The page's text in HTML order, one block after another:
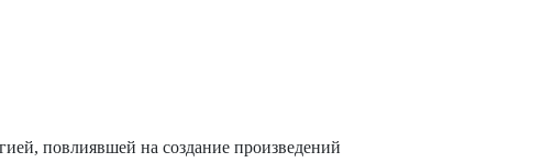
повлиявшей на создание произведений